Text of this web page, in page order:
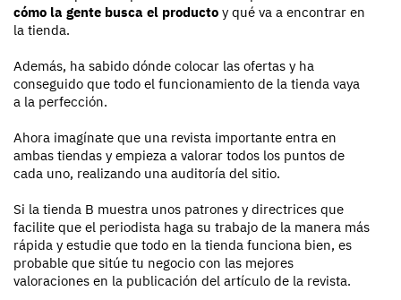
cómo la gente busca el producto y qué va a encontrar en
la tienda.
Además, ha sabido dónde colocar las ofertas y ha
conseguido que todo el funcionamiento de la tienda vaya
a la perfección.
Ahora imagínate que una revista importante entra en
ambas tiendas y empieza a valorar todos los puntos de
cada uno, realizando una auditoría del sitio.
Si la tienda B muestra unos patrones y directrices que
facilite que el periodista haga su trabajo de la manera más
rápida y estudie que todo en la tienda funciona bien, es
probable que sitúe tu negocio con las mejores
valoraciones en la publicación del artículo de la revista.